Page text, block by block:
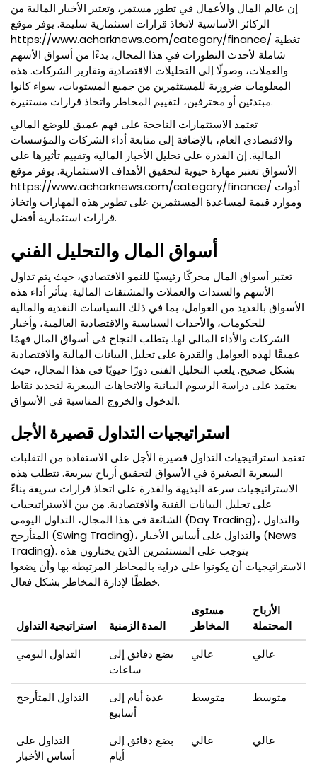
إن عالم المال والأعمال في تطور مستمر، وتعتبر الأخبار المالية من
الركائز الأساسية لاتخاذ قرارات استثمارية سليمة. يوفر موقع
https://www.acharknews.com/category/finance/ تغطية
شاملة لأحدث التطورات في هذا المجال، بدءًا من أسواق الأسهم
والعملات، وصولًا إلى التحليلات الاقتصادية وتقارير الشركات. هذه
المعلومات ضرورية للمستثمرين من جميع المستويات، سواء كانوا
مبتدئين أو محترفين، لتقييم المخاطر واتخاذ قرارات مستنيرة.
تعتمد الاستثمارات الناجحة على فهم عميق للوضع المالي
والاقتصادي العام، بالإضافة إلى متابعة أداء الشركات والمؤسسات
المالية. إن القدرة على تحليل الأخبار المالية وتقييم تأثيرها على
الأسواق تعتبر مهارة حيوية لتحقيق الأهداف الاستثمارية. يوفر موقع
https://www.acharknews.com/category/finance/ أدوات
وموارد قيمة لمساعدة المستثمرين على تطوير هذه المهارات واتخاذ
قرارات استثمارية أفضل.
أسواق المال والتحليل الفني
تعتبر أسواق المال محركًا رئيسيًا للنمو الاقتصادي، حيث يتم تداول
الأسهم والسندات والعملات والمشتقات المالية. يتأثر أداء هذه
الأسواق بالعديد من العوامل، بما في ذلك السياسات النقدية والمالية
للحكومات، والأحداث السياسية والاقتصادية العالمية، وأخبار
الشركات والأداء المالي لها. يتطلب النجاح في أسواق المال فهمًا
عميقًا لهذه العوامل والقدرة على تحليل البيانات المالية والاقتصادية
بشكل صحيح. يلعب التحليل الفني دورًا حيويًا في هذا المجال، حيث
يعتمد على دراسة الرسوم البيانية والاتجاهات السعرية لتحديد نقاط
الدخول والخروج المناسبة في الأسواق.
استراتيجيات التداول قصيرة الأجل
تعتمد استراتيجيات التداول قصيرة الأجل على الاستفادة من التقلبات
السعرية الصغيرة في الأسواق لتحقيق أرباح سريعة. تتطلب هذه
الاستراتيجيات سرعة البديهة والقدرة على اتخاذ قرارات سريعة بناءً
على تحليل البيانات الفنية والاقتصادية. من بين الاستراتيجيات
الشائعة في هذا المجال، التداول اليومي (Day Trading)، والتداول
المتأرجح (Swing Trading)، والتداول على أساس الأخبار (News
Trading). يتوجب على المستثمرين الذين يختارون هذه
الاستراتيجيات أن يكونوا على دراية بالمخاطر المرتبطة بها وأن يضعوا
خططًا لإدارة المخاطر بشكل فعال.
استراتيجية التداول المدة الزمنية
مستوى
المخاطر
الأرباح
المحتملة
التداول اليومي
بضع دقائق إلى
ساعات
عالي عالي
التداول المتأرجح
عدة أيام إلى
أسابيع
متوسط متوسط
التداول على
أساس الأخبار
بضع دقائق إلى
أيام
عالي عالي